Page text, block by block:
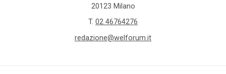
20123 Milano
T. 02 46764276
redazione@welforum.it